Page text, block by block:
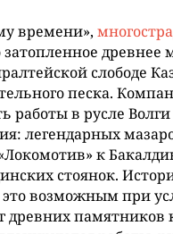
времени»,
древнее
слободе
песка.
работы в русле
легендарных
к
стоянок.
это возможным при
древних памятников